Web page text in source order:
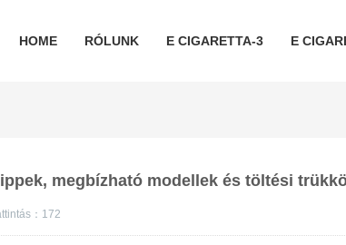
HOME RÓLUNK E CIGARETTA-3 E
megbízható modellek és töltési
： 172